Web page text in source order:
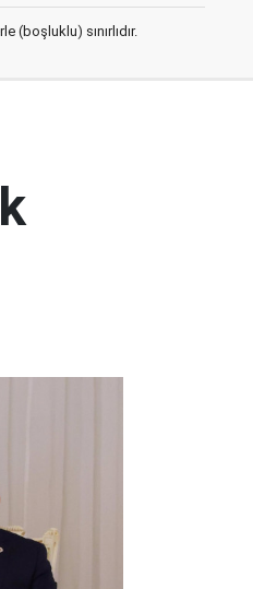
(boşluklu) sınırlıdır.